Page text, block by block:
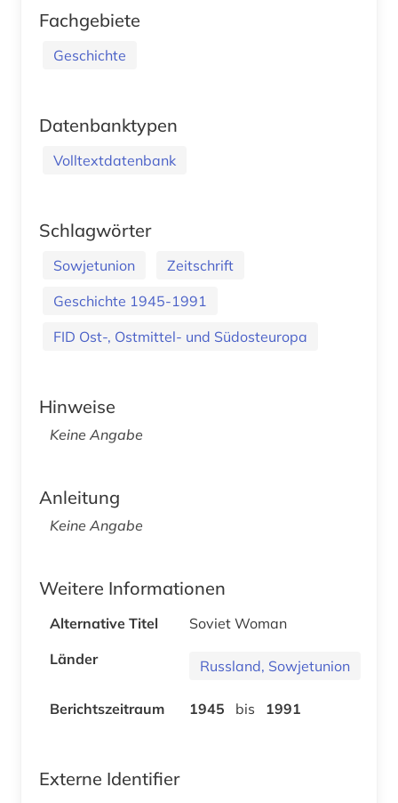
Fachgebiete
Geschichte
Datenbanktypen
Volltextdatenbank
Schlagwörter
Sowjetunion
Zeitschrift
Geschichte 1945-1991
FID Ost-, Ostmittel- und Südosteuropa
Hinweise
Keine Angabe
Anleitung
Keine Angabe
Weitere Informationen
Alternative Titel
Soviet Woman
Länder
Russland, Sowjetunion
Berichtszeitraum 1945 bis 1991
Externe Identifier